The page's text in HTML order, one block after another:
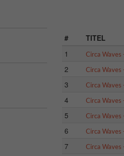
# TITEL
1
Circa
2 Circa
3 Circa Waves
4 Circa Waves
5 Circa Waves
6 Circa Waves
7 Circa Waves